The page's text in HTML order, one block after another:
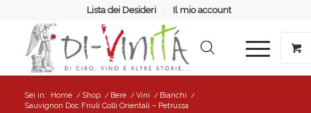
Lista dei Desideri Il mio account
Sei in: Home / Shop / Bere / Vini / Bianchi /
Sauvignon Doc Friuli Colli Orientali – Petrussa